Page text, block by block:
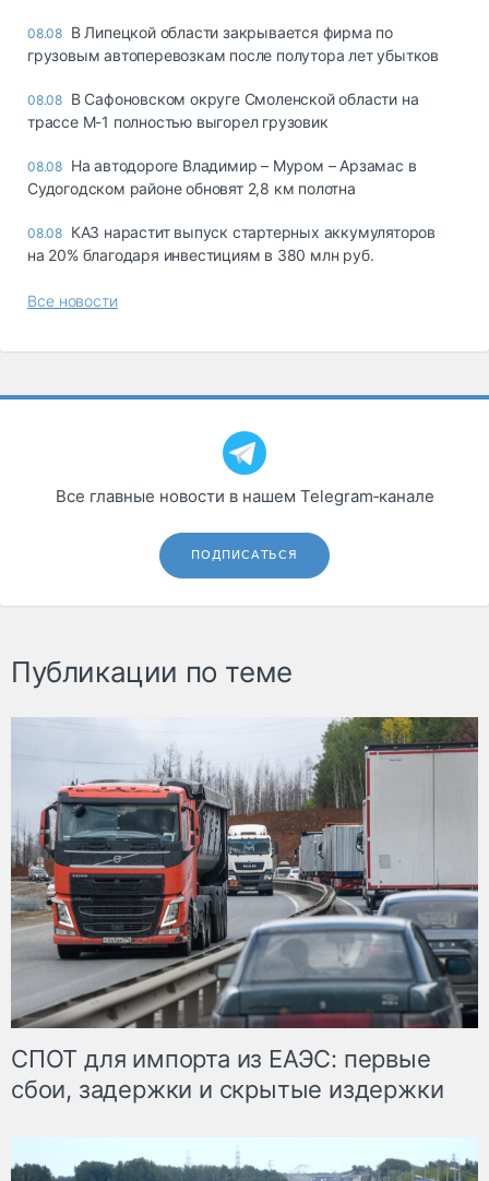
08.08 В Липецкой области закрывается фирма по
грузовым автоперевозкам после полутора лет убытков
08.08 В Сафоновском округе Смоленской области на
трассе М-1 полностью выгорел грузовик
08.08 На автодороге Владимир – Муром – Арзамас в
Судогодском районе обновят 2,8 км полотна
08.08 КАЗ нарастит выпуск стартерных аккумуляторов
на 20% благодаря инвестициям в 380 млн руб.
Все новости
Все главные новости в нашем Telegram‑канале
ПОДПИСАТЬСЯ
Публикации по теме
СПОТ для импорта из ЕАЭС: первые
сбои, задержки и скрытые издержки